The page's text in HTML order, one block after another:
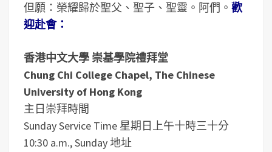
但願：榮耀歸於聖父、聖子、聖靈。阿們。 歡
迎赴會：
香港中文大學 崇基學院禮拜堂
Chung Chi College Chapel, The Chinese
University of Hong Kong
主日崇拜時間
Sunday Service Time 星期日上午十時三十分
10:30 a.m., Sunday地址